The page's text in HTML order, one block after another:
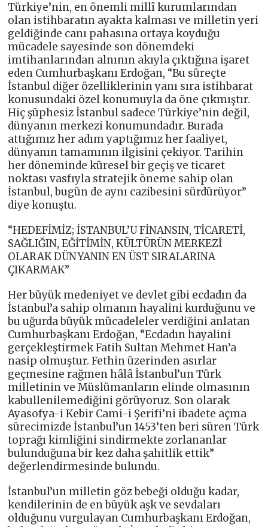
Türkiye’nin, en önemli millî kurumlarından
olan istihbaratın ayakta kalması ve milletin yeri
geldiğinde canı pahasına ortaya koyduğu
mücadele sayesinde son dönemdeki
imtihanlarından alnının akıyla çıktığına işaret
eden Cumhurbaşkanı Erdoğan, “Bu süreçte
İstanbul diğer özelliklerinin yanı sıra istihbarat
konusundaki özel konumuyla da öne çıkmıştır.
Hiç şüphesiz İstanbul sadece Türkiye’nin değil,
dünyanın merkezi konumundadır. Burada
attığımız her adım yaptığımız her faaliyet,
dünyanın tamamının ilgisini çekiyor. Tarihin
her döneminde küresel bir geçiş ve ticaret
noktası vasfıyla stratejik öneme sahip olan
İstanbul, bugün de aynı cazibesini sürdürüyor”
diye konuştu.
“HEDEFİMİZ; İSTANBUL’U FİNANSIN, TİCARETİ,
SAĞLIĞIN, EĞİTİMİN, KÜLTÜRÜN MERKEZİ
OLARAK DÜNYANIN EN ÜST SIRALARINA
ÇIKARMAK”
Her büyük medeniyet ve devlet gibi ecdadın da
İstanbul’a sahip olmanın hayalini kurduğunu ve
bu uğurda büyük mücadeleler verdiğini anlatan
Cumhurbaşkanı Erdoğan, “Ecdadın hayalini
gerçekleştirmek Fatih Sultan Mehmet Han’a
nasip olmuştur. Fethin üzerinden asırlar
geçmesine rağmen hâlâ İstanbul’un Türk
milletinin ve Müslümanların elinde olmasının
kabullenilemediğini görüyoruz. Son olarak
Ayasofya-i Kebir Cami-i Şerifi’ni ibadete açma
sürecimizde İstanbul’un 1453’ten beri süren Türk
toprağı kimliğini sindirmekte zorlananlar
bulunduğuna bir kez daha şahitlik ettik”
değerlendirmesinde bulundu.
İstanbul’un milletin göz bebeği olduğu kadar,
kendilerinin de en büyük aşk ve sevdaları
olduğunu vurgulayan Cumhurbaşkanı Erdoğan,